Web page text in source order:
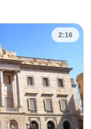
2:16